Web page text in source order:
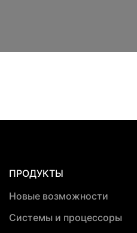
ПРОДУКТЫ
Новые возможности
Системы и процессоры